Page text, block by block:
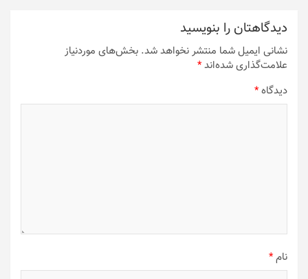
دیدگاهتان را بنویسید
نشانی ایمیل شما منتشر نخواهد شد. بخش‌های موردنیاز
علامت‌گذاری شده‌اند*
دیدگاه*
نام*